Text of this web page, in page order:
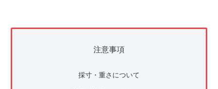
注意事項
採寸・重さについて